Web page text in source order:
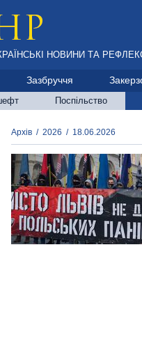
НОВИНИ ТА
Зазбруччя
Поспільство
Архів / 2026 / 18.06.2026